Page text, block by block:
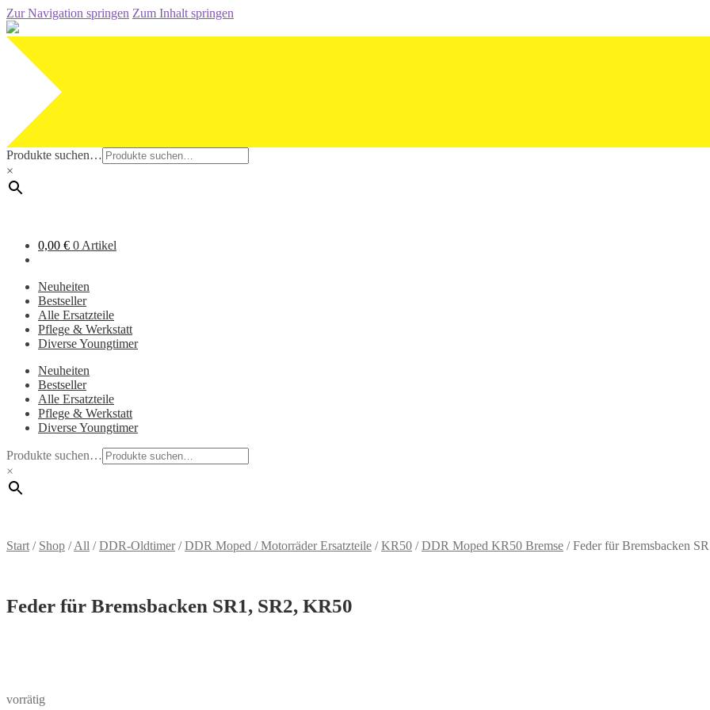
Zur Navigation springen Zum Inhalt springen
Produkte suchen…
×
0,00 € 0 Artikel
Neuheiten
Bestseller
Alle Ersatzteile
Pflege & Werkstatt
Diverse Youngtimer
Neuheiten
Bestseller
Alle Ersatzteile
Pflege & Werkstatt
Diverse Youngtimer
Produkte suchen…
×
Start / Shop /All /DDR-Oldtimer/DDR Moped / Motorräder Ersatzteile /KR50 /DDR Moped KR50 Bremse /Feder für Bremsbacken
Feder für Bremsbacken SR1, SR2, KR50
vorrätig